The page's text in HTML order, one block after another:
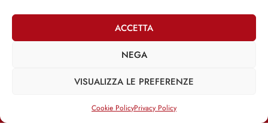
ACCETTA
NEGA
VISUALIZZA LE PREFERENZE
Cookie PolicyPrivacy Policy
@2025 | Franco Debenedetti | All Rights Reserved |
Privacy Policy